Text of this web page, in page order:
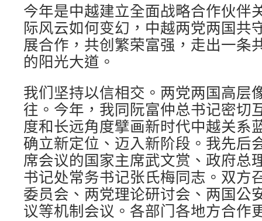
今年是中越建立全面战略合作伙伴
际风云如何变幻，中越两党两国共
展合作，共创繁荣富强，走出一条
的阳光大道。
我们坚持以信相交。两党两国高层
往。今年，我同阮富仲总书记密切
度和长远角度擘画新时代中越关系
确立新定位、迈入新阶段。我先后
席会议的国家主席武文赏、政府总
书记处常务书记张氏梅同志。双方
委员会、两党理论研讨会、两国公
议等机制会议。各部门各地方合作